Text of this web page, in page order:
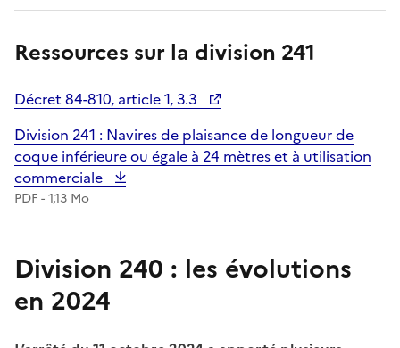
Ressources sur la division 241
Décret 84-810, article 1, 3.3
Téléchargement :
Division 241 : Navires de plaisance de longueur de
coque inférieure ou égale à 24 mètres et à utilisation
commerciale
PDF - 1,13 Mo
Division 240 : les évolutions
en 2024